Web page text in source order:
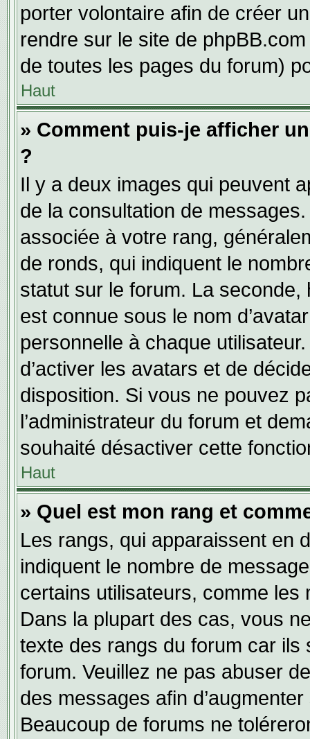
porter volontaire afin de créer
rendre sur le site de
de toutes les pages du forum)
Haut
» Comment puis-je afficher
?
Il y a deux images qui peuvent
de la consultation de
associée à votre rang,
de ronds, qui indiquent le
statut sur le forum. La
est connue sous le nom
personnelle à chaque
d’activer les avatars et de
disposition. Si vous ne pouvez
l’administrateur du forum et
souhaité désactiver cette
Haut
» Quel est mon rang et
Les rangs, qui apparaissent en
indiquent le nombre de
certains utilisateurs, comme
Dans la plupart des cas, vous
texte des rangs du forum car ils
forum. Veuillez ne pas abuser
des messages afin
Beaucoup de forums ne